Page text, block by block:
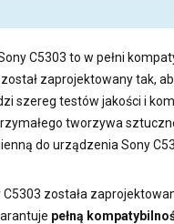
C5303 to w pełni
został zaprojektowany tak,
szereg testów jakości i
tworzywa
do urządzenia Sony
została
pełną